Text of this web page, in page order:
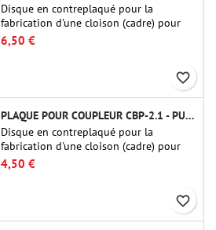
Disque en contreplaqué pour la
fabrication d'une cloison (cadre) pour
raccords tubulaires de 75 mm de Public
Missiles Ltd. (PT-3.0/QT-3.0)
6,50 €
favorite_border
PLAQUE POUR COUPLEUR CBP-2.1 - PUBLIC MISSILES LTD.
Disque en contreplaqué pour la
fabrication d'une cloison (cadre) pour
raccords tubulaires de 54 mm de Public
Missiles Ltd. (PT-2.1 ou QT-2.1)
4,50 €
favorite_border